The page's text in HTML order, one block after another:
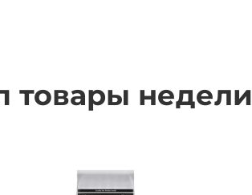
товары недели